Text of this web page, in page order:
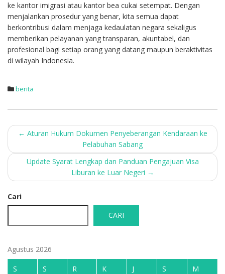
ke kantor imigrasi atau kantor bea cukai setempat. Dengan
menjalankan prosedur yang benar, kita semua dapat
berkontribusi dalam menjaga kedaulatan negara sekaligus
memberikan pelayanan yang transparan, akuntabel, dan
profesional bagi setiap orang yang datang maupun beraktivitas
di wilayah Indonesia.
berita
Post
navigation
← Aturan Hukum Dokumen Penyeberangan Kendaraan ke
Pelabuhan Sabang
Update Syarat Lengkap dan Panduan Pengajuan Visa
Liburan ke Luar Negeri →
Cari
CARI
Agustus 2026
S S R K J S M